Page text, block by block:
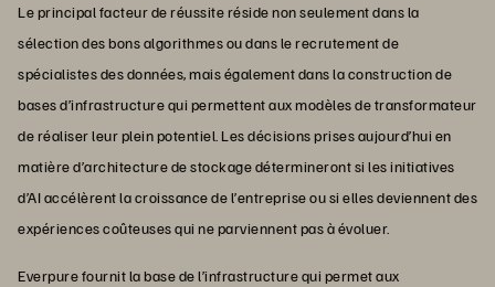
Le principal facteur de réussite réside non seulement dans la
sélection des bons algorithmes ou dans le recrutement de
spécialistes des données, mais également dans la construction de
bases d’infrastructure qui permettent aux modèles de transformateur
de réaliser leur plein potentiel. Les décisions prises aujourd’hui en
matière d’architecture de stockage détermineront si les initiatives
d’AI accélèrent la croissance de l’entreprise ou si elles deviennent des
expériences coûteuses qui ne parviennent pas à évoluer.
Everpure fournit la base de l’infrastructure qui permet aux